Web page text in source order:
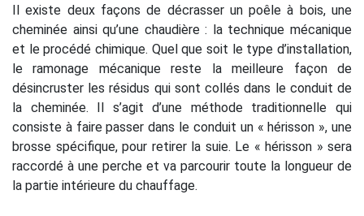
Il existe deux façons de décrasser un poêle à bois, une
cheminée ainsi qu’une chaudière : la technique mécanique
et le procédé chimique. Quel que soit le type d’installation,
le ramonage mécanique reste la meilleure façon de
désincruster les résidus qui sont collés dans le conduit de
la cheminée. Il s’agit d’une méthode traditionnelle qui
consiste à faire passer dans le conduit un « hérisson », une
brosse spécifique, pour retirer la suie. Le « hérisson » sera
raccordé à une perche et va parcourir toute la longueur de
la partie intérieure du chauffage.